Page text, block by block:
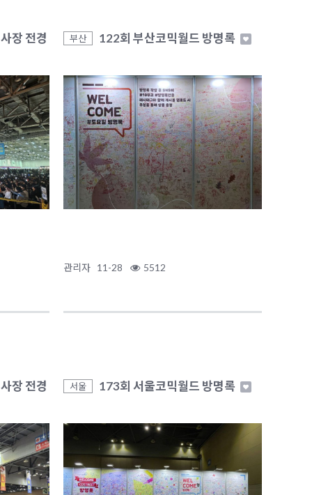
장 전경 부산 122회 부산코믹월드 방명록
관리자 11-28 5512
장 전경 서울 173회 서울코믹월드 방명록